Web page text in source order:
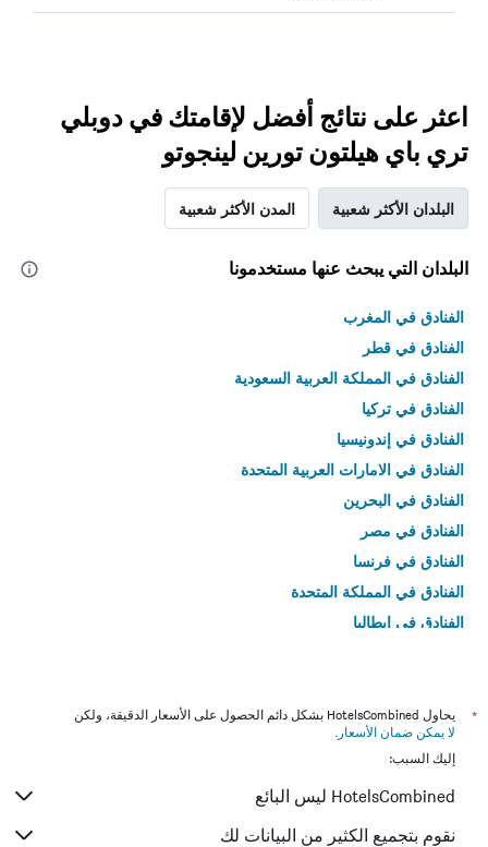
اعثر على نتائج أفضل لإقامتك في دوبلي
تري باي هيلتون تورين لينجوتو
البلدان الأكثر شعبية المدن الأكثر شعبية
البلدان التي يبحث عنها مستخدمونا
الفنادق في المغرب
الفنادق في قطر
الفنادق في المملكة العربية السعودية
الفنادق في تركيا
الفنادق في إندونيسيا
الفنادق في الامارات العربية المتحدة
الفنادق في البحرين
الفنادق في مصر
الفنادق في فرنسا
الفنادق في المملكة المتحدة
الفنادق في إيطاليا
*
يحاول HotelsCombined بشكل دائم الحصول على الأسعار الدقيقة، ولكن
لا يمكن ضمان الأسعار .
إليك السبب:
HotelsCombined ليس البائع
نقوم بتجميع الكثير من البيانات لك